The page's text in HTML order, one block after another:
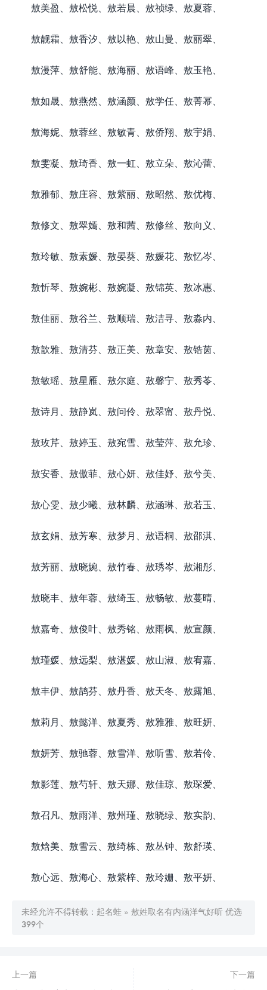
敖美盈、敖松悦、敖若晨、敖祯绿、敖夏蓉、
敖靓霜、敖香汐、敖以艳、敖山曼、敖丽翠、
敖漫萍、敖舒能、敖海丽、敖语峰、敖玉艳、
敖如晟、敖燕然、敖涵颜、敖学任、敖菁幂、
敖海妮、敖蓉丝、敖敏青、敖侨翔、敖宇娟、
敖雯凝、敖琦香、敖一虹、敖立朵、敖沁蕾、
敖雅郁、敖庄容、敖紫丽、敖昭然、敖优梅、
敖修文、敖翠嫣、敖和茜、敖修丝、敖向义、
敖玲敏、敖素媛、敖晏葵、敖媛花、敖忆岑、
敖忻琴、敖婉彬、敖婉凝、敖锦英、敖冰惠、
敖佳丽、敖谷兰、敖顺瑞、敖洁寻、敖淼内、
敖歆雅、敖清芬、敖正美、敖章安、敖锆茵、
敖敏瑶、敖星雁、敖尔庭、敖馨宁、敖秀苓、
敖诗月、敖静岚、敖问伶、敖翠甯、敖丹悦、
敖玫芹、敖婷玉、敖宛雪、敖莹萍、敖允珍、
敖安香、敖傲菲、敖心妍、敖佳妤、敖兮美、
敖心雯、敖少曦、敖林麟、敖涵琳、敖若玉、
敖玄娟、敖芳寒、敖梦月、敖语桐、敖邵淇、
敖芳丽、敖晓婉、敖竹春、敖琇岑、敖湘彤、
敖晓丰、敖年蓉、敖绮玉、敖畅敏、敖蔓晴、
敖嘉奇、敖俊叶、敖秀铭、敖雨枫、敖宣颜、
敖瑾媛、敖远梨、敖湛媛、敖山淑、敖宥嘉、
敖丰伊、敖鹊芬、敖丹香、敖天冬、敖露旭、
敖莉月、敖懿洋、敖夏秀、敖雅雅、敖旺妍、
敖妍芳、敖驰蓉、敖雪洋、敖听雪、敖若伶、
敖影莲、敖芍轩、敖天娜、敖佳琼、敖琛爱、
敖召凡、敖雨洋、敖州瑾、敖晓绿、敖实韵、
敖焓美、敖雪云、敖绮栋、敖丛钟、敖舒瑛、
敖心远、敖海心、敖紫梓、敖玲姗、敖平妍、
未经允许不得转载： 起名蛙 » 敖姓取名有内涵洋气好听 优选
399个
上一篇
下一篇